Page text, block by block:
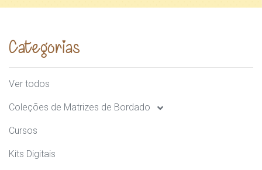
Categorias
Ver todos
Coleções de Matrizes de Bordado
Cursos
Kits Digitais